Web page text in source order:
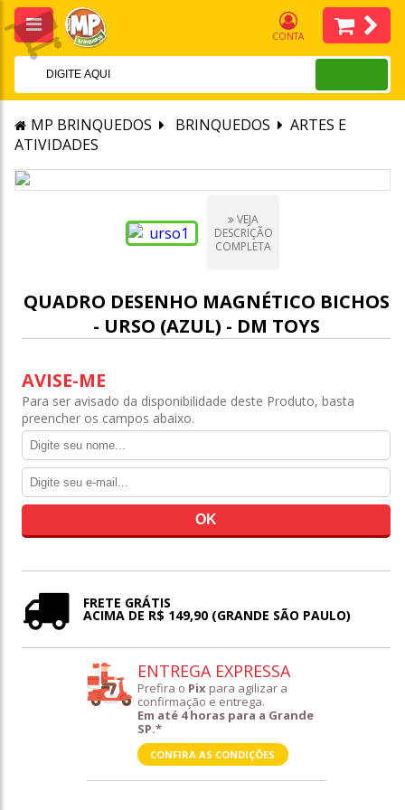
CONTA
MP BRINQUEDOS BRINQUEDOS
ARTES E
ATIVIDADES
VEJA
DESCRIÇÃO
COMPLETA
QUADRO DESENHO MAGNÉTICO BICHOS
- URSO (AZUL) - DM TOYS
AVISE-ME
Para ser avisado da disponibilidade deste Produto, basta
preencher os campos abaixo.
FRETE GRÁTIS
ACIMA DE R$ 149,90 (GRANDE SÃO PAULO)
ENTREGA EXPRESSA
Prefira o Pix para agilizar a
confirmação e entrega.
Em até 4 horas para a Grande
SP.*
CONFIRA AS CONDIÇÕES